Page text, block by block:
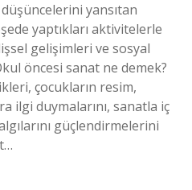
düşüncelerini yansıtan
yaptıkları aktivitelerle
gelişimleri ve sosyal
öncesi sanat ne demek?
çocukların resim,
ilgi duymalarını, sanatla iç
güçlendirmelerini